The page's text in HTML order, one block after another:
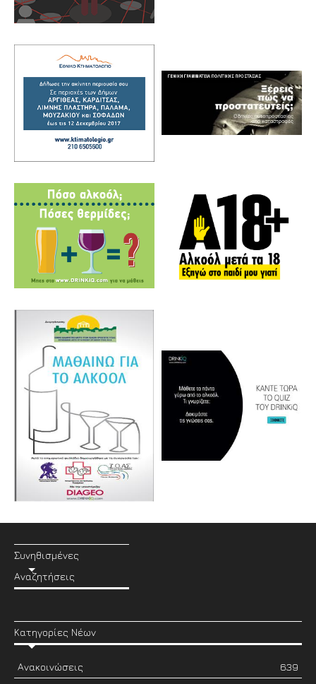
Συνηθισμένες
Αναζητήσεις
Κατηγορίες Νέων
Ανακοινώσεις
639